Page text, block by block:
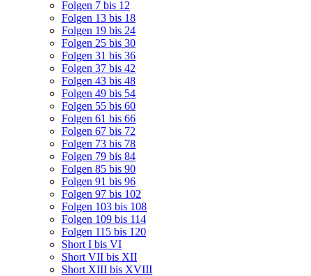
Folgen 7 bis 12
Folgen 13 bis 18
Folgen 19 bis 24
Folgen 25 bis 30
Folgen 31 bis 36
Folgen 37 bis 42
Folgen 43 bis 48
Folgen 49 bis 54
Folgen 55 bis 60
Folgen 61 bis 66
Folgen 67 bis 72
Folgen 73 bis 78
Folgen 79 bis 84
Folgen 85 bis 90
Folgen 91 bis 96
Folgen 97 bis 102
Folgen 103 bis 108
Folgen 109 bis 114
Folgen 115 bis 120
Short I bis VI
Short VII bis XII
Short XIII bis XVIII